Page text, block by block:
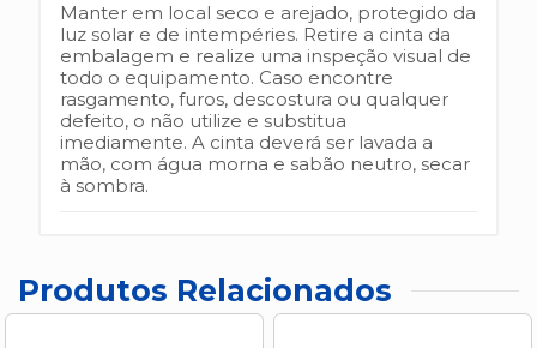
Manter em local seco e arejado, protegido da
luz solar e de intempéries. Retire a cinta da
embalagem e realize uma inspeção visual de
todo o equipamento. Caso encontre
rasgamento, furos, descostura ou qualquer
defeito, o não utilize e substitua
imediamente. A cinta deverá ser lavada a
mão, com água morna e sabão neutro, secar
à sombra.
Produtos Relacionados